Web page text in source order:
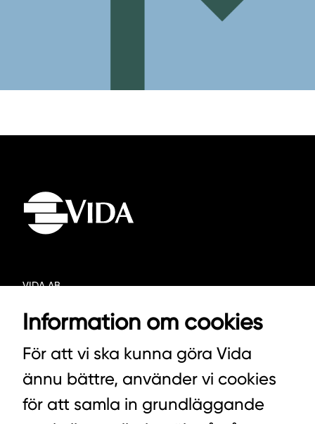
VIDA AB
342 21 ALVESTA
VÄXEL HUVUDKONTORET: 0472-439 00
VÄXEL PELLETS/STALLSTRÖ: 0393-216 50
Information om cookies
För att vi ska kunna göra Vida
ännu bättre, använder vi cookies
för att samla in grundläggande